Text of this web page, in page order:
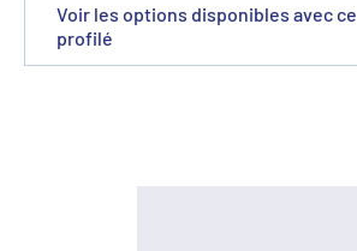
Voir les options disponibles avec ce
profilé